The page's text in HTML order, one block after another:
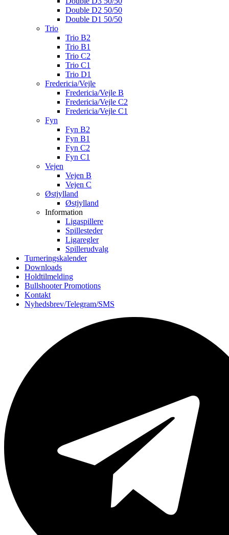
Double D2 50/50
Double D1 50/50
Trio
Trio B2
Trio B1
Trio C2
Trio C1
Trio D1
Fredericia/Vejle
Fredericia/Vejle B
Fredericia/Vejle C2
Fredericia/Vejle C1
Fyn
Fyn B2
Fyn B1
Fyn C2
Fyn C1
Vejen
Vejen B
Vejen C
Østjylland
Østjylland
Information
Ligaspillere
Spillesteder
Ligaregler
Spillerudvalg
Turneringskalender
Downloads
Holdtilmelding
Bullshooter Promotions
Kontakt
Nyhedsbrev/Telegram/SMS